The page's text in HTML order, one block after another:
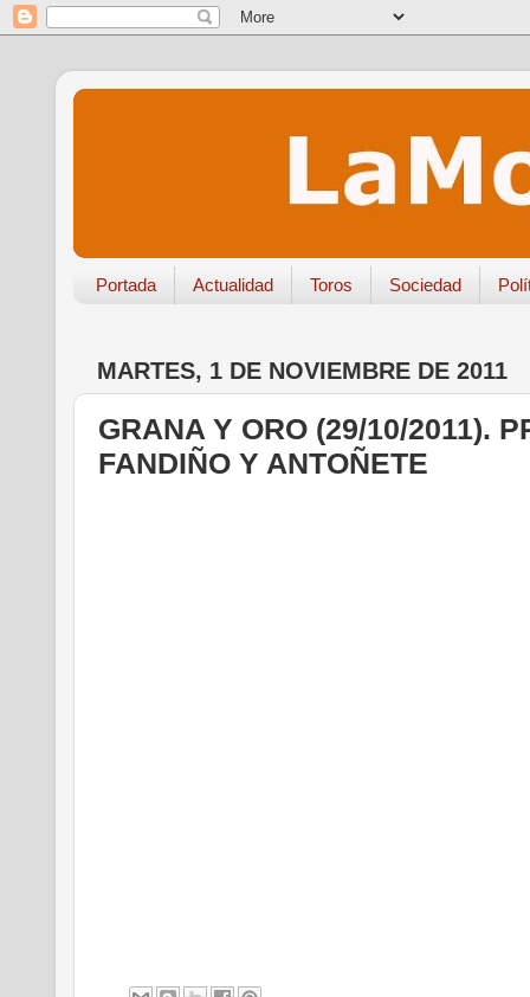
Portada Actualidad Toros Sociedad
MARTES, 1 DE NOVIEMBRE DE 2011
GRANA Y ORO (29/10/2011).
FANDIÑO Y ANTOÑETE